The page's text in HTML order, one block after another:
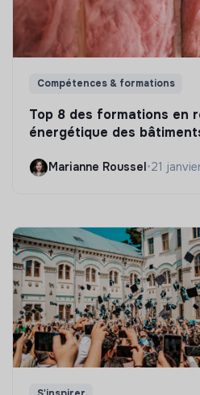
Compétences & formations
Top 8 des formations en
énergétique des
Marianne Roussel•21